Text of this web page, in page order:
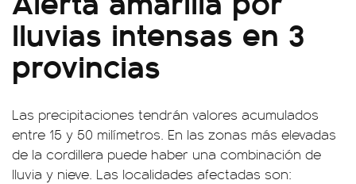
lluvias intensas en 3
provincias
Las precipitaciones tendrán valores acumulados
entre 15 y 50 milímetros. En las zonas más elevadas
de la cordillera puede haber una combinación de
lluvia y nieve. Las localidades afectadas son: